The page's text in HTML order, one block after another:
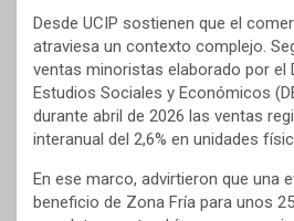
Desde UCIP sostienen que el
atraviesa un contexto complejo.
ventas minoristas elaborado por el
Estudios Sociales y Económicos
durante abril de 2026 las ventas
interanual del 2,6% en unidades
En ese marco, advirtieron que una
beneficio de Zona Fría para unos